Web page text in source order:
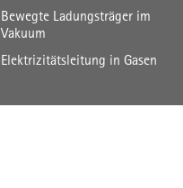
Bewegte Ladungsträger im
Vakuum
Elektrizitätsleitung in Gasen